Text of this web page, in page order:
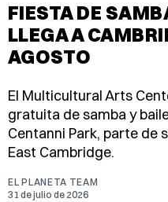
FIESTA DE
LLEGA A
AGOSTO
El Multicultural Arts
gratuita de samba y
Centanni Park, parte de
East Cambridge.
EL PLANETA TEAM
31 de julio de 2026